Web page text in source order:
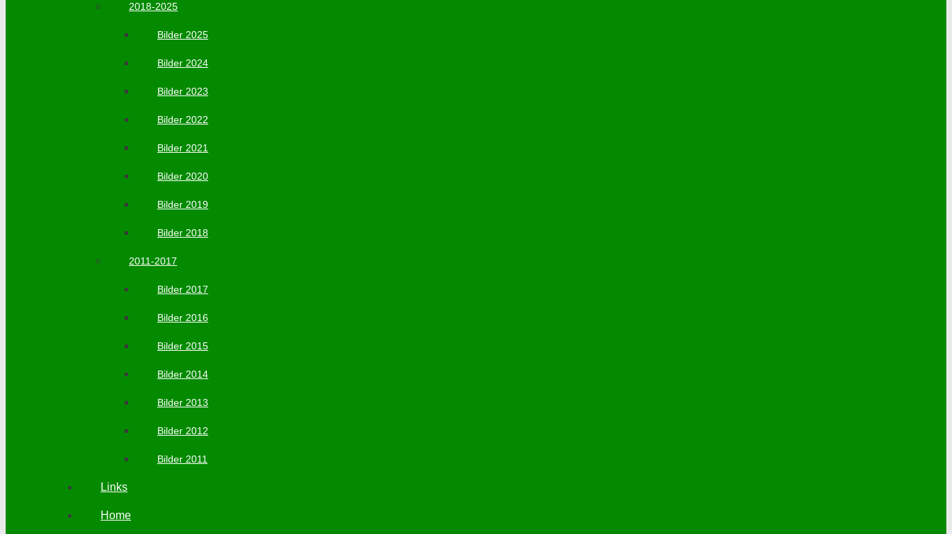
2018-2025
Bilder 2025
Bilder 2024
Bilder 2023
Bilder 2022
Bilder 2021
Bilder 2020
Bilder 2019
Bilder 2018
2011-2017
Bilder 2017
Bilder 2016
Bilder 2015
Bilder 2014
Bilder 2013
Bilder 2012
Bilder 2011
Links
Home